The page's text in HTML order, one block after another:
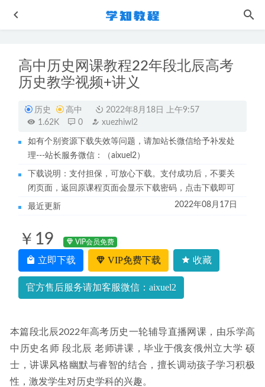
高中历史网课教程22年段北辰高考
历史教学视频+讲义
历史 高中
2022年8月18日 上午9:57
1.62K
0 xuezhiwl2
如有个别资源下载失效等问题，请加站长微信给予补发处
理---站长服务微信：（aixuel2）
下载说明：支付担保，可放心下载。支付成功后，不要关
闭页面，返回原课程页面会显示下载密码，点击下载即可
最近更新 2022年08月17日
￥19 VIP会员免费
立即下载 VIP免费下载 收藏
官方售后服务请加客服微信：aixuel2
本篇段北辰2022年高考历史一轮辅导直播网课，由乐学高
中历史名师 段北辰 老师讲课，毕业于俄亥俄州立大学 硕
士，讲课风格幽默与睿智的结合，擅长调动孩子学习积极
性，激发学生对历史学科的兴趣。
2023腾讯课堂王梦抒高三数学课程高考数学二三轮复习教程
2023-06-18
猿辅导高中化学教程2023铁健栩高一化学视频教程暑假班
2022-09-11
猿辅导勇哥高中数学数列专题训练视频教程 2022-08-07
寒假班
2023-04-21
西安羊肉泡馍做法教程 2023-07-07